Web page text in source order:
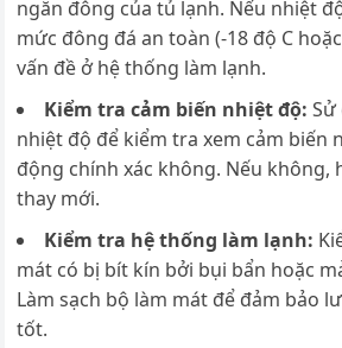
ngăn đông của tủ lạnh. Nếu nhiệt
mức đông đá an toàn (-18 độ C
vấn đề ở hệ thống làm lạnh.
Kiểm tra cảm biến nhiệt độ:
nhiệt độ để kiểm tra xem cảm biến
động chính xác không. Nếu không,
thay mới.
Kiểm tra hệ thống làm lạnh: K
mát có bị bít kín bởi bụi bẩn hoặc
Làm sạch bộ làm mát để đảm bảo
tốt.